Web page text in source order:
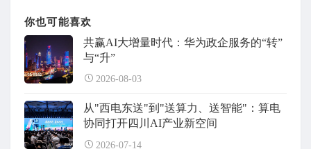
你也可能喜欢
共赢AI大增量时代：华为政企服务的“转”
与“升”
2026-08-03
从"西电东送"到"送算力、送智能"：算电
协同打开四川AI产业新空间
2026-07-14